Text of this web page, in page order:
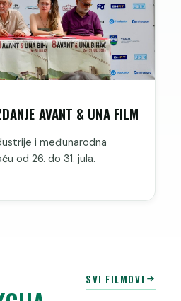
AVANT & UNA FILM
i međunarodna
od 26. do 31. jula.
SVI FILMOVI